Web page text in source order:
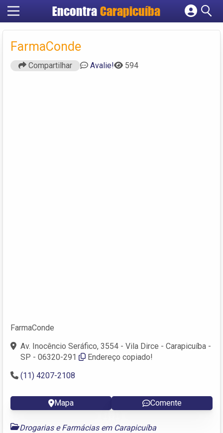
EncontraCarapicuíba
Cadastrar empresa
FarmaConde
Compartilhar Avalie! 594
FarmaConde
Av. Inocêncio Seráfico, 3554 - Vila Dirce - Carapicuíba -
SP - 06320-291
Endereço copiado!
(11) 4207-2108
Mapa Comente
Drogarias e Farmácias em Carapicuíba